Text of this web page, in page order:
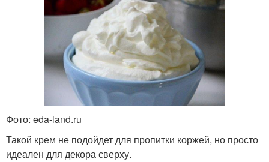
Фото: eda-land.ru
Такой крем не подойдет для пропитки коржей, но просто
идеален для декора сверху.